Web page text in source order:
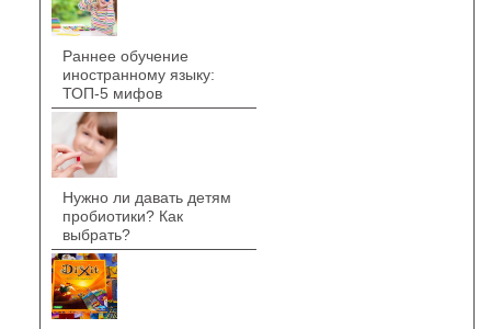
Раннее обучение
иностранному языку:
ТОП-5 мифов
Нужно ли давать детям
пробиотики? Как
выбрать?